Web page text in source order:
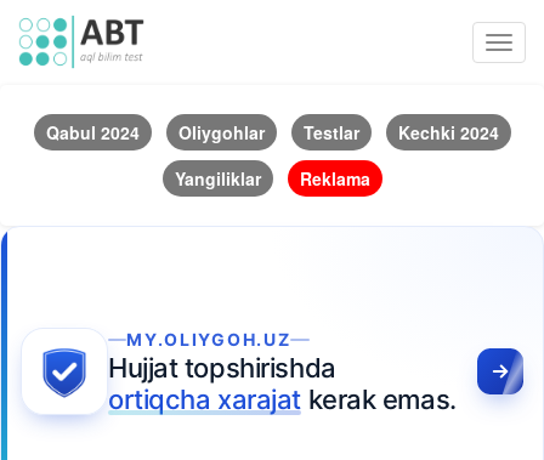
Qabul 2024 Oliygohlar Testlar
Kechki 2024
Yangiliklar
Reklama
MY.OLIYGOH.UZ
Hujjat topshirishda
ortiqcha xarajatkerak emas.